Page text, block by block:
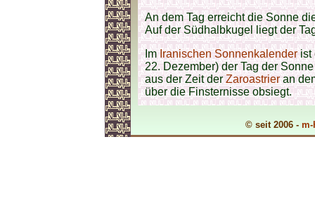
An dem Tag erreicht die Sonne
Auf der Südhalbkugel liegt der
ImIranischen Sonnenkalenderist
22. Dezember) derTag der
aus der Zeit derZaroastrieran
über die Finsternisse obsiegt.
© seit 2006 - m-